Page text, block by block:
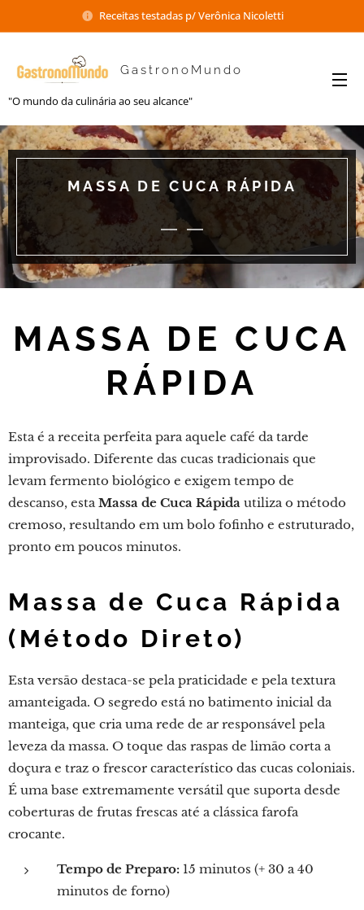
Receitas testadas p/ Verônica Nicoletti
GastronoMundo
"O mundo da culinária ao seu alcance"
MASSA DE CUCA RÁPIDA
MASSA DE CUCA
RÁPIDA
Esta é a receita perfeita para aquele café da tarde
improvisado. Diferente das cucas tradicionais que
levam fermento biológico e exigem tempo de
descanso, estaMassa de Cuca Rápida utiliza o método
cremoso, resultando em um bolo fofinho e estruturado,
pronto em poucos minutos.
Massa de Cuca Rápida
(Método Direto)
Esta versão destaca-se pela praticidade e pela textura
amanteigada. O segredo está no batimento inicial da
manteiga, que cria uma rede de ar responsável pela
leveza da massa. O toque das raspas de limão corta a
doçura e traz o frescor característico das cucas coloniais.
É uma base extremamente versátil que suporta desde
coberturas de frutas frescas até a clássica farofa
crocante.
Tempo de Preparo: 15 minutos (+ 30 a 40
minutos de forno)